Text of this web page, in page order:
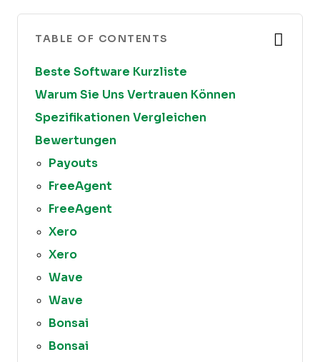
TABLE OF CONTENTS
Beste Software Kurzliste
Warum Sie Uns Vertrauen Können
Spezifikationen Vergleichen
Bewertungen
Payouts
FreeAgent
FreeAgent
Xero
Xero
Wave
Wave
Bonsai
Bonsai